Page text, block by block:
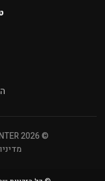
© 2026 BINO CENTER. כל הזכויות שמורות